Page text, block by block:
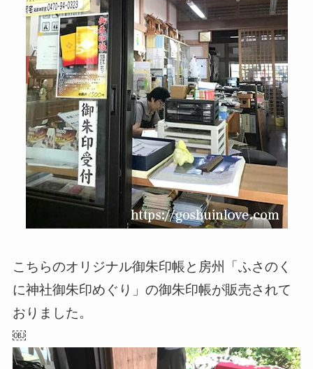
こちらのオリジナル御朱印帳と房州「ふさのく
に神社御朱印めぐり」の御朱印帳が販売されて
おりました。
￼